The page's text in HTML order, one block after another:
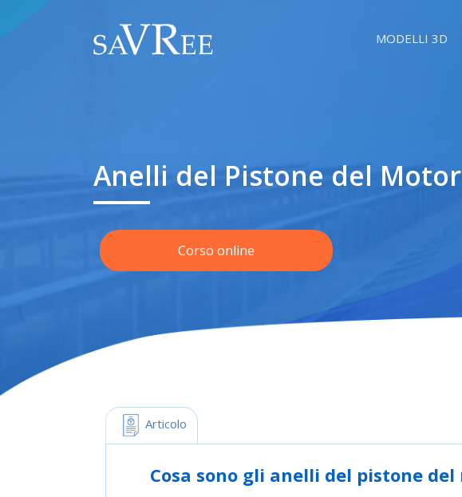
MODELLI 3D
Anelli del Pistone del
Corso online
Articolo
Cosa sono gli anelli del pistone del